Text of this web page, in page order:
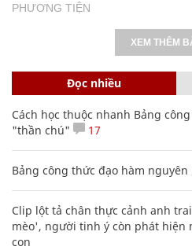
PHƯƠNG TIỆN
XEM THÊM
Đọc nhiều
Cách học thuộc nhanh Bảng
"thần chú"
17
Bảng công thức đạo hàm
Clip lột tả chân thực cảnh anh
mèo', người tinh ý còn phát hiện
con